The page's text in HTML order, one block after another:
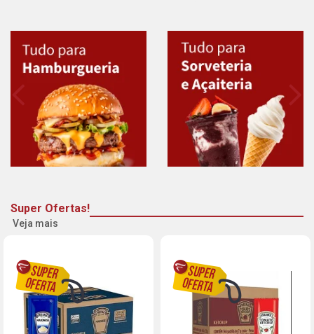
Super Ofertas!
Veja mais